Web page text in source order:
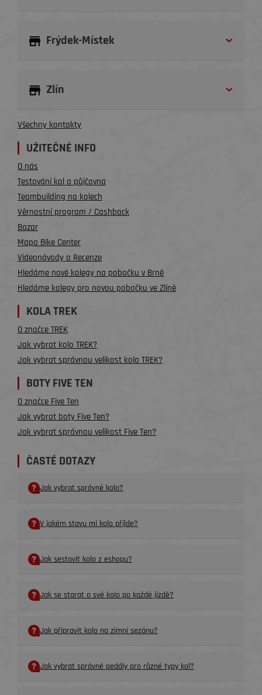
Frýdek-Místek
Zlín
Všechny kontakty
UŽITEČNÉ INFO
O nás
Testování kol a půjčovna
Teambuilding na kolech
Věrnostní program / Cashback
Bazar
Mapa Bike Center
Videonávody a Recenze
Hledáme nové kolegy na pobočku v Brně
Hledáme kolegy pro novou pobočku ve Zlíně
KOLA TREK
O značce TREK
Jak vybrat kolo TREK?
Jak vybrat správnou velikost kola TREK?
BOTY FIVE TEN
O značce Five Ten
Jak vybrat boty Five Ten?
Jak vybrat správnou velikost Five Ten?
ČASTÉ DOTAZY
Jak vybrat správné kolo?
V jakém stavu mi kolo příjde?
Jak sestavit kolo z eshopu?
Jak se starat o své kolo po každé jízdě?
Jak připravit kolo na zimní sezónu?
Jak vybrat správné pedály pro různé typy kol?